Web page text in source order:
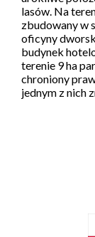
lasów. Na
zbudowany w
oficyny
budynek
terenie 9 ha
chroniony
jednym z nich